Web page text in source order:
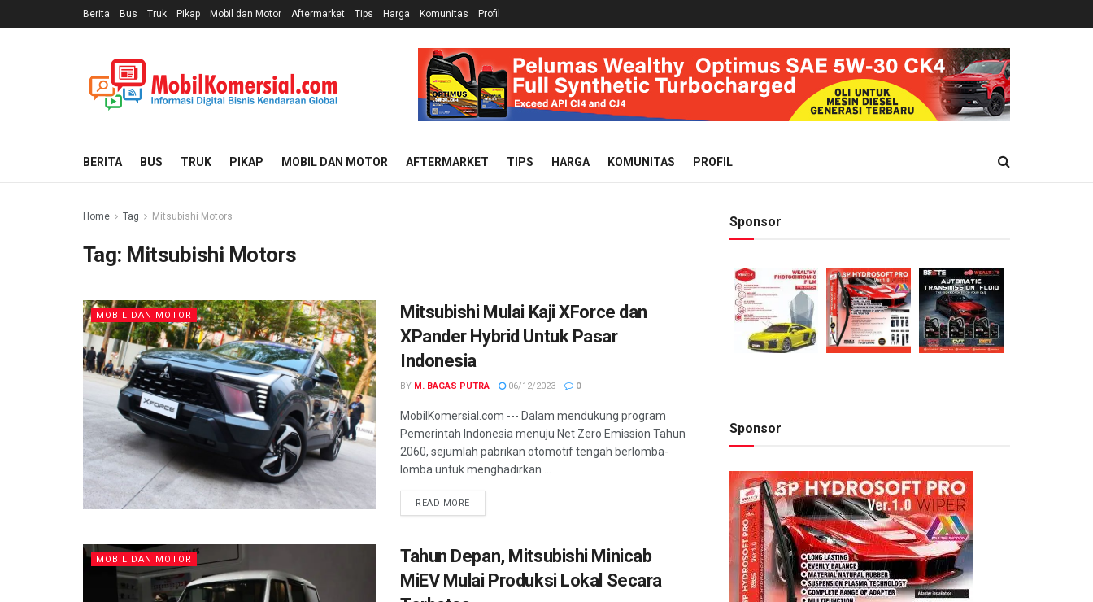
Berita Bus Truk Pikap Mobil dan Motor Aftermarket Tips Harga Komunitas Profil
BERITA BUS TRUK PIKAP MOBIL DAN MOTOR AFTERMARKET TIPS HARGA KOMUNITAS PROFIL
Home Tag Mitsubishi Motors
Tag: Mitsubishi Motors
MOBIL DAN MOTOR
Mitsubishi Mulai Kaji XForce dan
XPander Hybrid Untuk Pasar
Indonesia
BY M. BAGAS PUTRA 06/12/2023 0
MobilKomersial.com --- Dalam mendukung program
Pemerintah Indonesia menuju Net Zero Emission Tahun
2060, sejumlah pabrikan otomotif tengah berlomba-
lomba untuk menghadirkan ...
READ MORE
MOBIL DAN MOTOR
Tahun Depan, Mitsubishi Minicab
MiEV Mulai Produksi Lokal Secara
Sponsor
Sponsor